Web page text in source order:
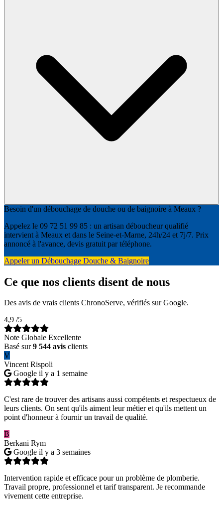
Besoin d'un débouchage de douche ou de baignoire à Meaux ?
Appelez le 09 72 51 99 85 : un artisan déboucheur qualifié
intervient à Meaux et dans le Seine-et-Marne, 24h/24 et 7j/7. Prix
annoncé à l'avance, devis gratuit par téléphone.
Appeler un Débouchage Douche & Baignoire
Ce que nos clients disent de nous
Des avis de vrais clients ChronoServe, vérifiés sur Google.
4,9 /5
Note Globale Excellente
Basé sur9 544 avis clients
V
Vincent Rispoli
Google il y a 1 semaine
C'est rare de trouver des artisans aussi compétents et respectueux de
leurs clients. On sent qu'ils aiment leur métier et qu'ils mettent un
point d'honneur à fournir un travail de qualité.
B
Berkani Rym
Google il y a 3 semaines
Intervention rapide et efficace pour un problème de plomberie.
Travail propre, professionnel et tarif transparent. Je recommande
vivement cette entreprise.